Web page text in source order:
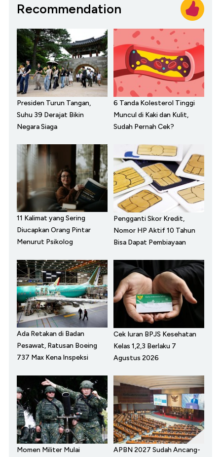
Recommendation
Presiden Turun Tangan,
Suhu 39 Derajat Bikin
Negara Siaga
6 Tanda Kolesterol Tinggi
Muncul di Kaki dan Kulit,
Sudah Pernah Cek?
11 Kalimat yang Sering
Diucapkan Orang Pintar
Menurut Psikolog
Pengganti Skor Kredit,
Nomor HP Aktif 10 Tahun
Bisa Dapat Pembiayaan
Ada Retakan di Badan
Pesawat, Ratusan Boeing
737 Max Kena Inspeksi
Cek Iuran BPJS Kesehatan
Kelas 1,2,3 Berlaku 7
Agustus 2026
Momen Militer Mulai
APBN 2027 Sudah Ancang-